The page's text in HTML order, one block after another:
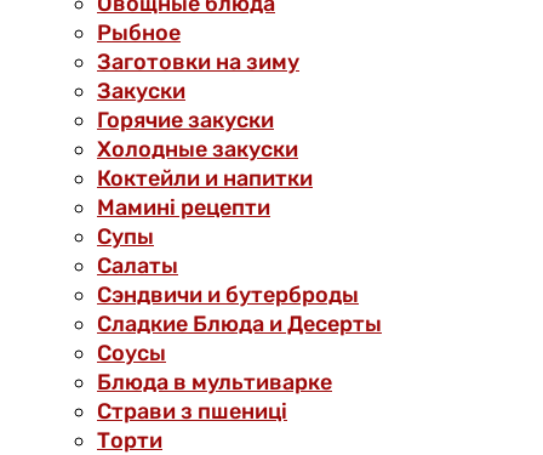
Рыбное
Заготовки на зиму
Закуски
Горячие закуски
Холодные закуски
Коктейли и напитки
Мамині рецепти
Супы
Салаты
Сэндвичи и бутерброды
Сладкие Блюда и Десерты
Соусы
Блюда в мультиварке
Страви з пшениці
Торти